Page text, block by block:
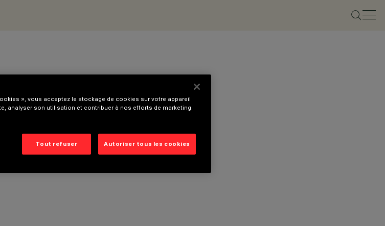
», vous acceptez le stockage de cookies sur votre appareil
analyser son utilisation et contribuer à nos efforts de marketing.
Tout refuser Autoriser tous les cookies